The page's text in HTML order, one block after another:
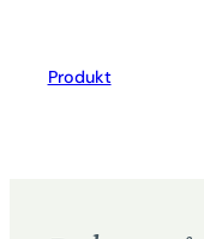
Produkt